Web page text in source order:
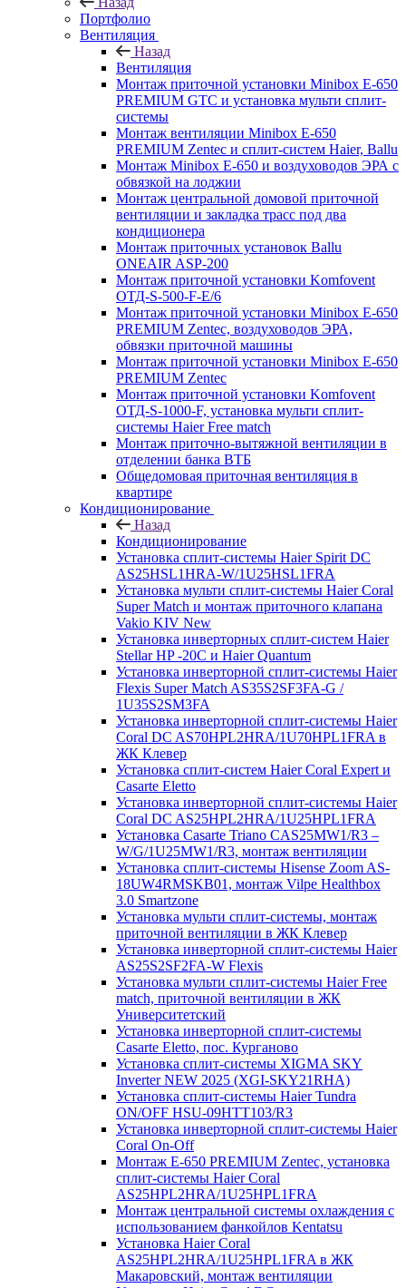
Портфолио
Вентиляция
Назад
Вентиляция
Монтаж приточной установки Minibox E-650
PREMIUM GTC и установка мульти сплит-
системы
Монтаж вентиляции Minibox E-650
PREMIUM Zentec и сплит-систем Haier, Ballu
Монтаж Minibox E-650 и воздуховодов ЭРА с
обвязкой на лоджии
Монтаж центральной домовой приточной
вентиляции и закладка трасс под два
кондиционера
Монтаж приточных установок Ballu
ONEAIR ASP-200
Монтаж приточной установки Komfovent
ОТД-S-500-F-E/6
Монтаж приточной установки Minibox E-650
PREMIUM Zentec, воздуховодов ЭРА,
обвязки приточной машины
Монтаж приточной установки Minibox E-650
PREMIUM Zentec
Монтаж приточной установки Komfovent
ОТД-S-1000-F, установка мульти сплит-
системы Haier Free match
Монтаж приточно-вытяжной вентиляции в
отделении банка ВТБ
Общедомовая приточная вентиляция в
квартире
Кондиционирование
Назад
Кондиционирование
Установка сплит-системы Haier Spirit DC
AS25HSL1HRA-W/1U25HSL1FRA
Установка мульти сплит-системы Haier Coral
Super Match и монтаж приточного клапана
Vakio KIV New
Установка инверторных сплит-систем Haier
Stellar HP -20С и Haier Quantum
Установка инверторной сплит-системы Haier
Flexis Super Match AS35S2SF3FA-G /
1U35S2SM3FA
Установка инверторной сплит-системы Haier
Coral DC AS70HPL2HRA/1U70HPL1FRA в
ЖК Клевер
Установка сплит-систем Haier Coral Expert и
Casarte Eletto
Установка инверторной сплит-системы Haier
Coral DC AS25HPL2HRA/1U25HPL1FRA
Установка Casarte Triano CAS25MW1/R3 –
W/G/1U25MW1/R3, монтаж вентиляции
Установка сплит-системы Hisense Zoom AS-
18UW4RMSKB01, монтаж Vilpe Healthbox
3.0 Smartzone
Установка мульти сплит-системы, монтаж
приточной вентиляции в ЖК Клевер
Установка инверторной сплит-системы Haier
AS25S2SF2FA-W Flexis
Установка мульти сплит-системы Haier Free
match, приточной вентиляции в ЖК
Университетский
Установка инверторной сплит-системы
Casarte Eletto, пос. Курганово
Установка сплит-системы XIGMA SKY
Inverter NEW 2025 (XGI-SKY21RHA)
Установка сплит-системы Haier Tundra
ON/OFF HSU-09HTT103/R3
Установка инверторной сплит-системы Haier
Coral On-Off
Монтаж E-650 PREMIUM Zentec, установка
сплит-системы Haier Coral
AS25HPL2HRA/1U25HPL1FRA
Монтаж центральной системы охлаждения с
использованием фанкойлов Kentatsu
Установка Haier Coral
AS25HPL2HRA/1U25HPL1FRA в ЖК
Макаровский, монтаж вентиляции